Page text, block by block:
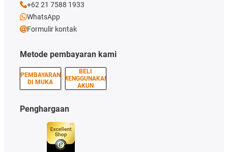
Metode pembayaran kami
PEMBAYARAN
DI MUKA
BELI
MENGGUNAKAN
AKUN
Penghargaan
+62 21 7588 1933
WhatsApp
Formulir kontak